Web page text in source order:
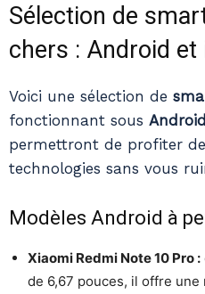
Sélection de
chers : Android et
Voici une sélection de
fonctionnant sous Android
permettront de profiter
technologies sans vous
Modèles Android à
Xiaomi Redmi Note 10 Pro :
de 6,67 pouces, il offre